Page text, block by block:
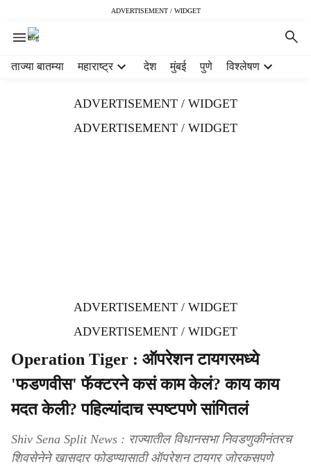
ADVERTISEMENT / WIDGET
ताज्या बातम्या महाराष्ट्र देश मुंबई पुणे विश्लेषण
ADVERTISEMENT / WIDGET
ADVERTISEMENT / WIDGET
ADVERTISEMENT / WIDGET
ADVERTISEMENT / WIDGET
Operation Tiger : ऑपरेशन टायगरमध्ये
'फडणवीस' फॅक्टरने कसं काम केलं? काय काय
मदत केली? पहिल्यांदाच स्पष्टपणे सांगितलं
Shiv Sena Split News : राज्यातील विधानसभा निवडणुकीनंतरच
शिवसेनेने खासदार फोडण्यासाठी ऑपरेशन टायगर जोरकसपणे